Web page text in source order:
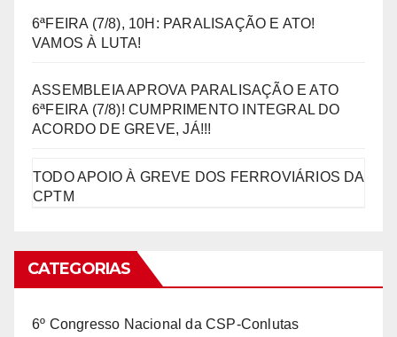
6ªFEIRA (7/8), 10H: PARALISAÇÃO E ATO!
VAMOS À LUTA!
ASSEMBLEIA APROVA PARALISAÇÃO E ATO
6ªFEIRA (7/8)! CUMPRIMENTO INTEGRAL DO
ACORDO DE GREVE, JÁ!!!
TODO APOIO À GREVE DOS FERROVIÁRIOS DA
CPTM
CATEGORIAS
6º Congresso Nacional da CSP-Conlutas